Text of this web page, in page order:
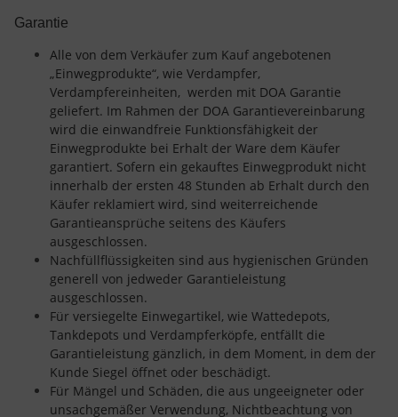
Garantie
Alle von dem Verkäufer zum Kauf angebotenen
„Einwegprodukte“, wie Verdampfer,
Verdampfereinheiten, werden mit DOA Garantie
geliefert. Im Rahmen der DOA Garantievereinbarung
wird die einwandfreie Funktionsfähigkeit der
Einwegprodukte bei Erhalt der Ware dem Käufer
garantiert. Sofern ein gekauftes Einwegprodukt nicht
innerhalb der ersten 48 Stunden ab Erhalt durch den
Käufer reklamiert wird, sind weiterreichende
Garantieansprüche seitens des Käufers
ausgeschlossen.
Nachfüllflüssigkeiten sind aus hygienischen Gründen
generell von jedweder Garantieleistung
ausgeschlossen.
Für versiegelte Einwegartikel, wie Wattedepots,
Tankdepots und Verdampferköpfe, entfällt die
Garantieleistung gänzlich, in dem Moment, in dem der
Kunde Siegel öffnet oder beschädigt.
Für Mängel und Schäden, die aus ungeeigneter oder
unsachgemäßer Verwendung, Nichtbeachtung von